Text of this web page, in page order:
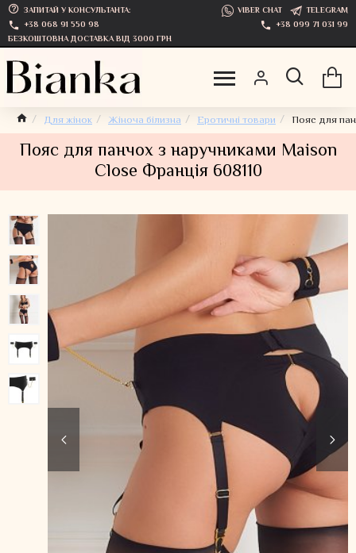
ЗАПИТАЙ У КОНСУЛЬТАНТА: VIBER CHAT
TELEGRAM
+38 068 91 550 98
+38 099 71 031 99
БЕЗКОШТОВНА ДОСТАВКА ВІД 3000 ГРН
Для жінок Жіноча білизна Еротичні товари Пояс для
Пояс для панчох з наручниками Maison
Close Франція 608110